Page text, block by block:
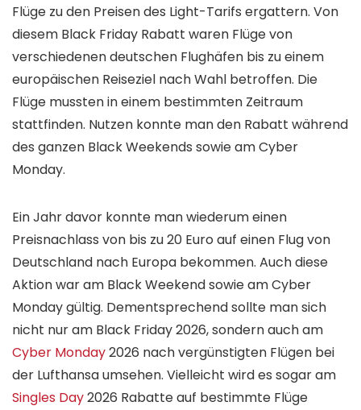
Flüge zu den Preisen des Light-Tarifs ergattern. Von
diesem Black Friday Rabatt waren Flüge von
verschiedenen deutschen Flughäfen bis zu einem
europäischen Reiseziel nach Wahl betroffen. Die
Flüge mussten in einem bestimmten Zeitraum
stattfinden. Nutzen konnte man den Rabatt während
des ganzen Black Weekends sowie am Cyber
Monday.
Ein Jahr davor konnte man wiederum einen
Preisnachlass von bis zu 20 Euro auf einen Flug von
Deutschland nach Europa bekommen. Auch diese
Aktion war am Black Weekend sowie am Cyber
Monday gültig. Dementsprechend sollte man sich
nicht nur am Black Friday 2026, sondern auch am
Cyber Monday2026 nach vergünstigten Flügen bei
der Lufthansa umsehen. Vielleicht wird es sogar am
Singles Day2026 Rabatte auf bestimmte Flüge